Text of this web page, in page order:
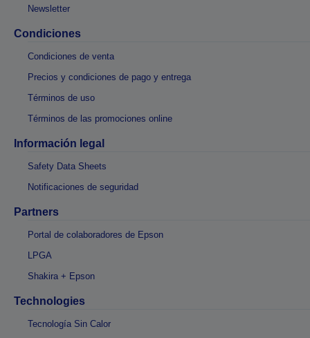
Newsletter
Condiciones
Condiciones de venta
Precios y condiciones de pago y entrega
Términos de uso
Términos de las promociones online
Información legal
Safety Data Sheets
Notificaciones de seguridad
Partners
Portal de colaboradores de Epson
LPGA
Shakira + Epson
Technologies
Tecnología Sin Calor